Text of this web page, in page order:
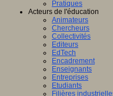
Pratiques
Acteurs de l'éducation
Animateurs
Chercheurs
Collectivités
Editeurs
EdTech
Encadrement
Enseignants
Entreprises
Etudiants
Filières